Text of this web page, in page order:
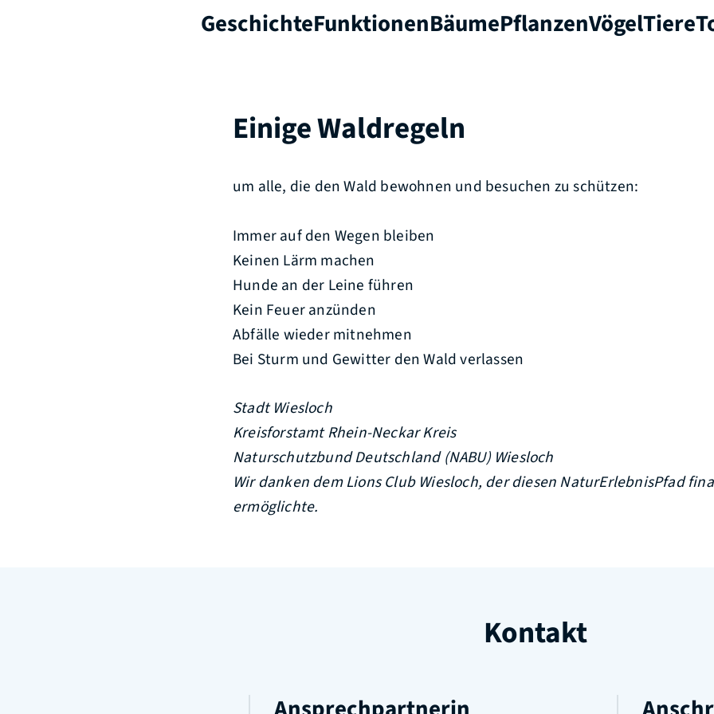
GeschichteFunktionenBäumePflanzenVögelTiere
Einige Waldregeln
um alle, die den Wald bewohnen und besuchen zu schützen:
Immer auf den Wegen bleiben
Keinen Lärm machen
Hunde an der Leine führen
Kein Feuer anzünden
Abfälle wieder mitnehmen
Bei Sturm und Gewitter den Wald verlassen
Stadt Wiesloch
Kreisforstamt Rhein-Neckar Kreis
Naturschutzbund Deutschland (NABU) Wiesloch
Wir danken dem Lions Club Wiesloch, der diesen NaturErlebnisPfad
ermöglichte.
Kontakt